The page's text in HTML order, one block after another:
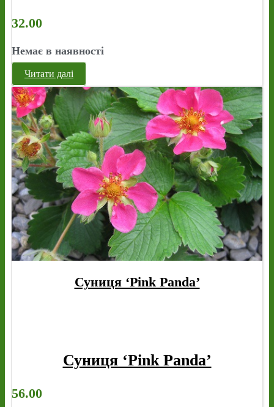
32.00
Немає в наявності
Читати далі
Суниця ‘Pink Panda’
Суниця ‘Pink Panda’
56.00